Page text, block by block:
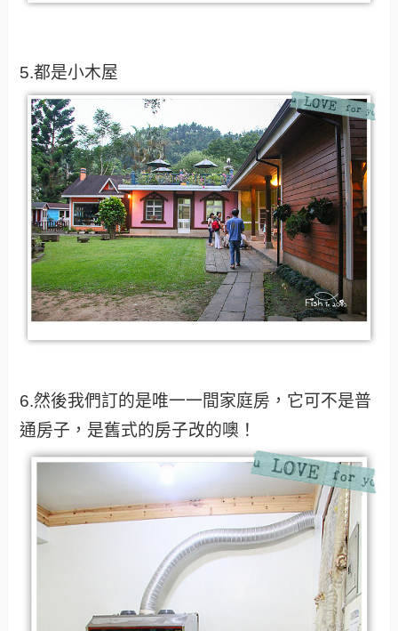
5.都是小木屋
6.然後我們訂的是唯一一間家庭房，它可不是普
通房子，是舊式的房子改的噢！